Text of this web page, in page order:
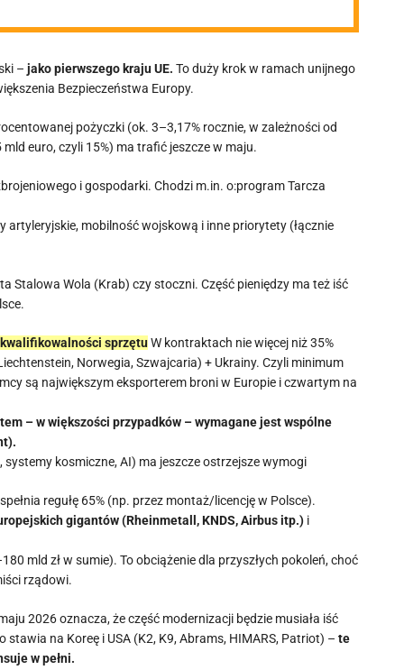
–jako pierwszego kraju UE. To duży krok w ramach unijnego
Bezpieczeństwa Europy.
pożyczki (ok. 3–3,17% rocznie, w zależności od
euro, czyli 15%) ma trafić jeszcze w maju.
i gospodarki. Chodzi m.in. o:program Tarcza
mobilność wojskową i inne priorytety (łącznie
Stalowa Wola (Krab) czy stoczni. Część pieniędzy ma też iść
sprzętuW kontraktach nie więcej niż 35%
Norwegia, Szwajcaria) + Ukrainy. Czyli minimum
są największym eksporterem broni w Europie i czwartym na
– w większości przypadków – wymagane jest wspólne
kosmiczne, AI) ma jeszcze ostrzejsze wymogi
regułę 65% (np. przez montaż/licencję w Polsce).
gigantów (Rheinmetall, KNDS, Airbus itp.) i
mld zł w sumie). To obciążenie dla przyszłych pokoleń, choć
rządowi.
2026 oznacza, że część modernizacji będzie musiała iść
na Koreę i USA (K2, K9, Abrams, HIMARS, Patriot) – te
w pełni.